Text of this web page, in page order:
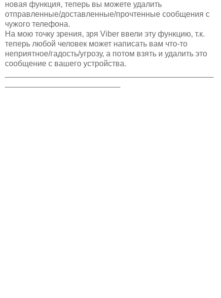
новая функция, теперь вы можете удалить
отправленные/доставленные/прочтенные сообщения с
чужого телефона.
На мою точку зрения, зря Viber ввели эту функцию, т.к.
теперь любой человек может написать вам что-то
неприятное/гадость/угрозу, а потом взять и удалить это
сообщение с вашего устройства.